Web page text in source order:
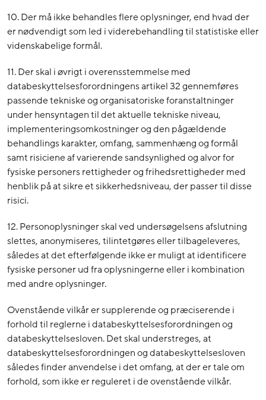
10. Der må ikke behandles flere oplysninger, end hvad der
er nødvendigt som led i viderebehandling til statistiske eller
videnskabelige formål.
11. Der skal i øvrigt i overensstemmelse med
databeskyttelsesforordningens artikel 32 gennemføres
passende tekniske og organisatoriske foranstaltninger
under hensyntagen til det aktuelle tekniske niveau,
implementeringsomkostninger og den pågældende
behandlings karakter, omfang, sammenhæng og formål
samt risiciene af varierende sandsynlighed og alvor for
fysiske personers rettigheder og frihedsrettigheder med
henblik på at sikre et sikkerhedsniveau, der passer til disse
risici.
12. Personoplysninger skal ved undersøgelsens afslutning
slettes, anonymiseres, tilintetgøres eller tilbageleveres,
således at det efterfølgende ikke er muligt at identificere
fysiske personer ud fra oplysningerne eller i kombination
med andre oplysninger.
Ovenstående vilkår er supplerende og præciserende i
forhold til reglerne i databeskyttelsesforordningen og
databeskyttelsesloven. Det skal understreges, at
databeskyttelsesforordningen og databeskyttelsesloven
således finder anvendelse i det omfang, at der er tale om
forhold, som ikke er reguleret i de ovenstående vilkår.